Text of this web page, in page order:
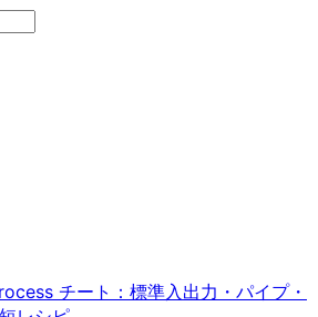
チート：標準入出力・パイプ・